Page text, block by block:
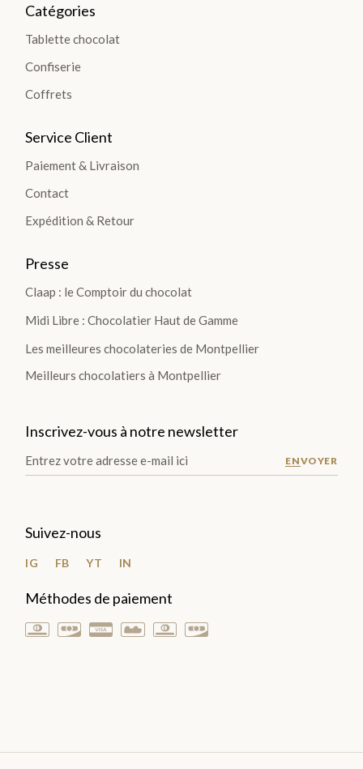
Catégories
Tablette chocolat
Confiserie
Coffrets
Service Client
Paiement & Livraison
Contact
Expédition & Retour
Presse
Claap : le Comptoir du chocolat
Midi Libre : Chocolatier Haut de Gamme
Les meilleures chocolateries de Montpellier
Meilleurs chocolatiers à Montpellier
Inscrivez-vous à notre newsletter
ENVOYER
Suivez-nous
IG FB YT IN
Méthodes de paiement